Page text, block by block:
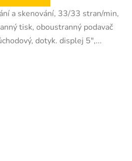
a skenování, 33/33 stran/min,
tisk, oboustranný podavač
dotyk. displej 5",...